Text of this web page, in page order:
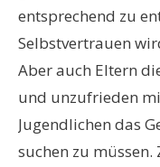
entsprechend zu
Selbstvertrauen
Aber auch Eltern
und unzufrieden
Jugendlichen das
suchen zu